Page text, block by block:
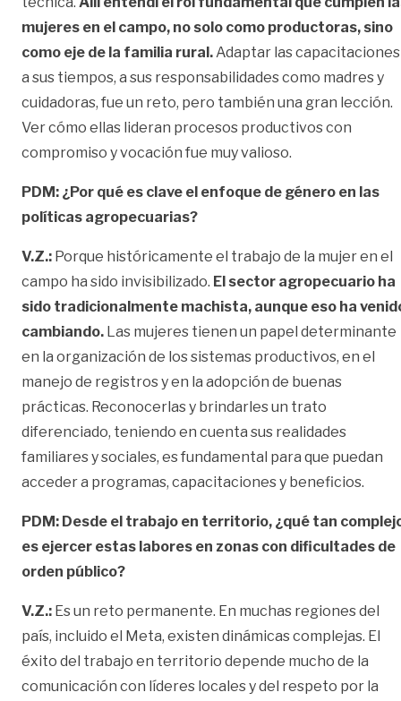
mujeres en el campo, no solo como productoras, sino
como eje de la familia rural. Adaptar las capacitaciones
a sus tiempos, a sus responsabilidades como madres y
cuidadoras, fue un reto, pero también una gran lección.
Ver cómo ellas lideran procesos productivos con
compromiso y vocación fue muy valioso.
PDM: ¿Por qué es clave el enfoque de género en las
políticas agropecuarias?
V.Z.: Porque históricamente el trabajo de la mujer en el
campo ha sido invisibilizado. El sector agropecuario ha
sido tradicionalmente machista, aunque eso ha
cambiando. Las mujeres tienen un papel determinante
en la organización de los sistemas productivos, en el
manejo de registros y en la adopción de buenas
prácticas. Reconocerlas y brindarles un trato
diferenciado, teniendo en cuenta sus realidades
familiares y sociales, es fundamental para que puedan
acceder a programas, capacitaciones y beneficios.
PDM: Desde el trabajo en territorio, ¿qué tan
es ejercer estas labores en zonas con dificultades de
orden público?
V.Z.: Es un reto permanente. En muchas regiones del
país, incluido el Meta, existen dinámicas complejas. El
éxito del trabajo en territorio depende mucho de la
comunicación con líderes locales y del respeto por la